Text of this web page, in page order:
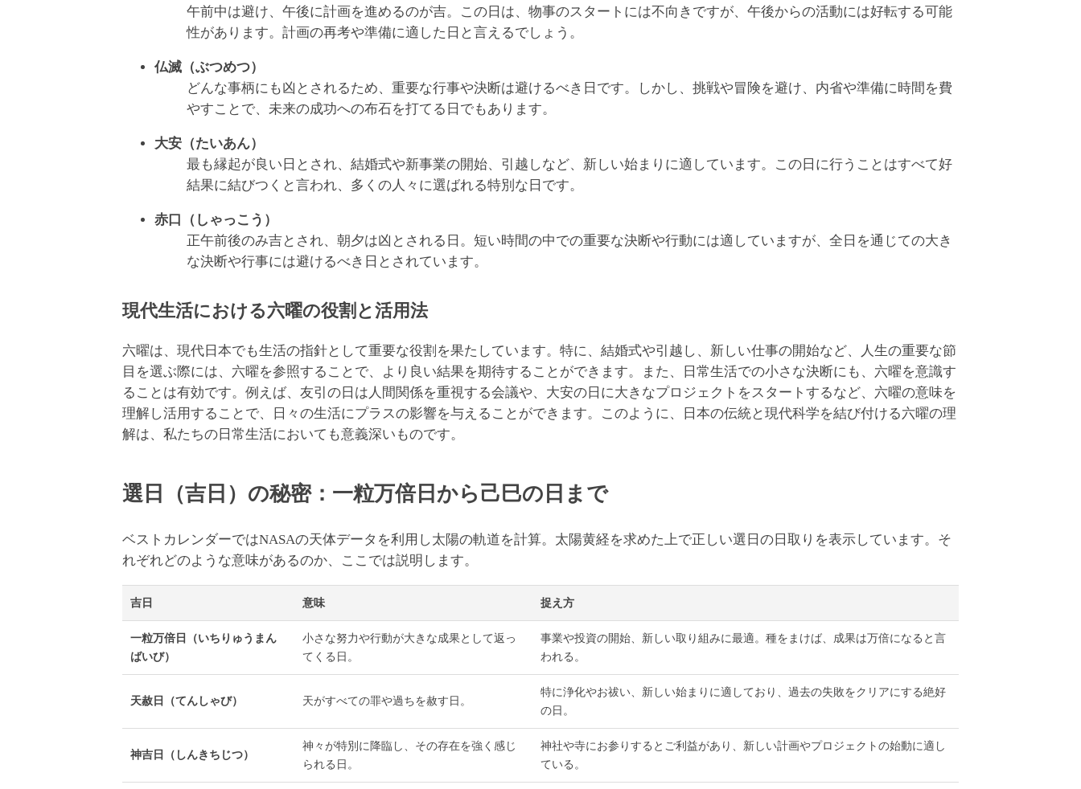
午前中は避け、午後に計画を進めるのが吉。この日は、物事のスタートには不向きですが、午後からの活動には好転する可能
性があります。計画の再考や準備に適した日と言えるでしょう。
仏滅（ぶつめつ）
どんな事柄にも凶とされるため、重要な行事や決断は避けるべき日です。しかし、挑戦や冒険を避け、内省や準備に時間を費
やすことで、未来の成功への布石を打てる日でもあります。
大安（たいあん）
最も縁起が良い日とされ、結婚式や新事業の開始、引越しなど、新しい始まりに適しています。この日に行うことはすべて好
結果に結びつくと言われ、多くの人々に選ばれる特別な日です。
赤口（しゃっこう）
正午前後のみ吉とされ、朝夕は凶とされる日。短い時間の中での重要な決断や行動には適していますが、全日を通じての大き
な決断や行事には避けるべき日とされています。
現代生活における六曜の役割と活用法
六曜は、現代日本でも生活の指針として重要な役割を果たしています。特に、結婚式や引越し、新しい仕事の開始など、人生の重要な節
目を選ぶ際には、六曜を参照することで、より良い結果を期待することができます。また、日常生活での小さな決断にも、六曜を意識す
ることは有効です。例えば、友引の日は人間関係を重視する会議や、大安の日に大きなプロジェクトをスタートするなど、六曜の意味を
理解し活用することで、日々の生活にプラスの影響を与えることができます。このように、日本の伝統と現代科学を結び付ける六曜の理
解は、私たちの日常生活においても意義深いものです。
選日（吉日）の秘密：一粒万倍日から己巳の日まで
ベストカレンダーではNASAの天体データを利用し太陽の軌道を計算。太陽黄経を求めた上で正しい選日の日取りを表示しています。そ
れぞれどのような意味があるのか、ここでは説明します。
吉日 意味 捉え方
一粒万倍日（いちりゅうまん
ばいび）
小さな努力や行動が大きな成果として返っ
てくる日。
事業や投資の開始、新しい取り組みに最適。種をまけば、成果は万倍になると言
われる。
天赦日（てんしゃび） 天がすべての罪や過ちを赦す日。
特に浄化やお祓い、新しい始まりに適しており、過去の失敗をクリアにする絶好
の日。
神吉日（しんきちじつ）
神々が特別に降臨し、その存在を強く感じ
られる日。
神社や寺にお参りするとご利益があり、新しい計画やプロジェクトの始動に適し
ている。